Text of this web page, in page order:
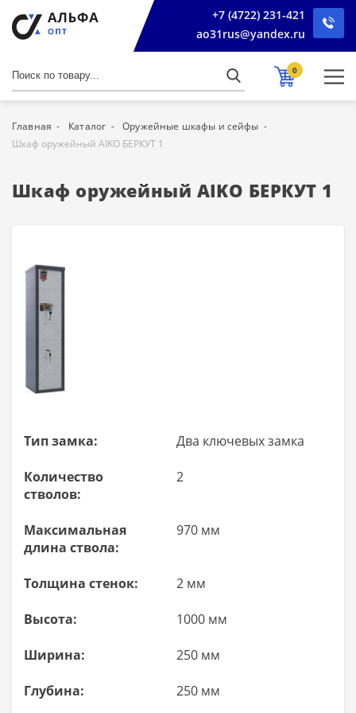
+7 (4722) 231-421
ao31rus@yandex.ru
0
Главная Каталог
Оружейные шкафы и сейфы
Шкаф оружейный AIKO БЕРКУТ 1
Шкаф оружейный AIKO БЕРКУТ 1
Тип замка: Два ключевых замка
Количество
стволов:
2
Максимальная
длина ствола:
970 мм
Толщина стенок: 2 мм
Высота: 1000 мм
Ширина: 250 мм
Глубина: 250 мм